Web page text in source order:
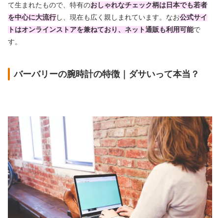
て生まれたもので、特有のおしゃれなチェック柄は日本でも若者
を中心に大流行し、現在も広く親しまれています。なお公式サイ
トはオンラインストアを兼ねており、ネット通販も利用可能で
す。
バーバリーの腕時計の特徴｜ダサいって本当？